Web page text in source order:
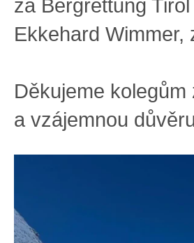
za Bergrettung Tirol
Ekkehard Wimmer,
Děkujeme
a vzájemnou